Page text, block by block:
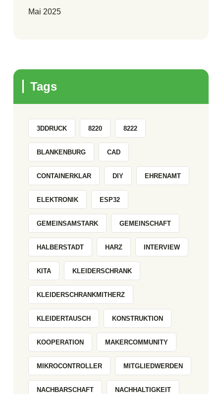
Mai 2025
Tags
3DDRUCK 8220 8222
BLANKENBURG CAD
CONTAINERKLAR DIY EHRENAMT
ELEKTRONIK ESP32
GEMEINSAMSTARK GEMEINSCHAFT
HALBERSTADT HARZ INTERVIEW
KITA KLEIDERSCHRANK
KLEIDERSCHRANKMITHERZ
KLEIDERTAUSCH KONSTRUKTION
KOOPERATION MAKERCOMMUNITY
MIKROCONTROLLER MITGLIEDWERDEN
NACHBARSCHAFT NACHHALTIGKEIT